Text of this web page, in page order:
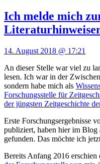
Ich melde mich
14. August 2018 @ 17:21
An dieser Stelle war viel zu
lesen. Ich war in der
sondern habe mich als
Forschungsstelle für
der jüngsten Zeitgeschichte
Erste Forschungsergebnisse
publiziert, haben hier im
gefunden. Das möchte ich
Bereits Anfang 2016 erschien